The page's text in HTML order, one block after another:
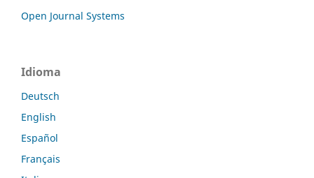
Open Journal Systems
Idioma
Deutsch
English
Español
Français